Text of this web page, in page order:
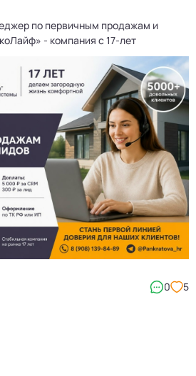
по первичным продажам и
- компания с 17-лет
0 5